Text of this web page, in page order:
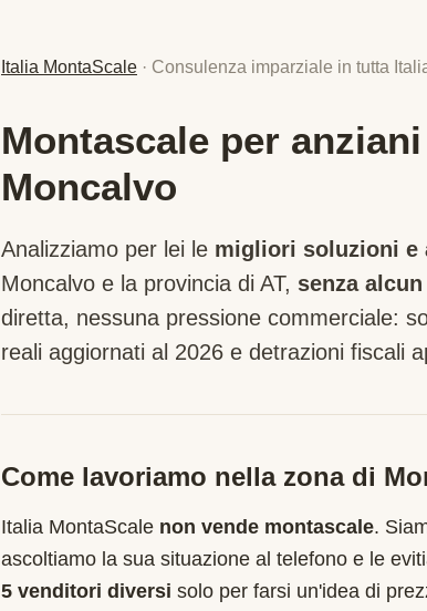
Italia MontaScale · Consulenza imparziale in tutta
Montascale per
Moncalvo
Analizziamo per lei le migliori soluzioni e
Moncalvo e la provincia di AT, senza
diretta, nessuna pressione commerciale:
reali aggiornati al 2026 e detrazioni fiscali
Come lavoriamo nella zona di
Italia MontaScale non vende montascale.
ascoltiamo la sua situazione al telefono e le
5 venditori diversi solo per farsi un'idea di